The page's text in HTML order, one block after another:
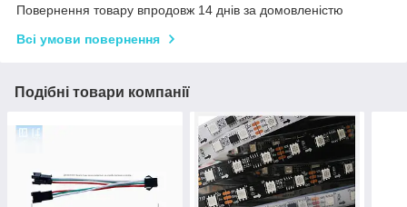
Повернення товару впродовж 14 днів за домовленістю
Всі умови повернення
Подібні товари компанії